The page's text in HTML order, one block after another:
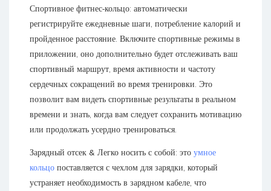
Спортивное фитнес-кольцо: автоматически
регистрируйте ежедневные шаги, потребление калорий и
пройденное расстояние. Включите спортивные режимы в
приложении, оно дополнительно будет отслеживать ваш
спортивный маршрут, время активности и частоту
сердечных сокращений во время тренировки. Это
позволит вам видеть спортивные результаты в реальном
времени и знать, когда вам следует сохранить мотивацию
или продолжать усердно тренироваться.
Зарядный отсек & Легко носить с собой: это умное
кольцопоставляется с чехлом для зарядки, который
устраняет необходимость в зарядном кабеле, что